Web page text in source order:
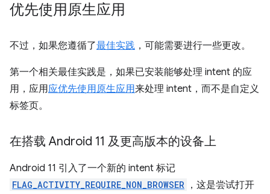
优先使用原生应用
不过，如果您遵循了最佳实践 ，可能需要进行一些更改。
第一个相关最佳实践是，如果已安装能够处理 intent 的应
用，应用应优先使用原生应用来处理 intent，而不是自定义
标签页。
在搭载 Android 11 及更高版本的设备上
Android 11 引入了一个新的 intent 标记
FLAG_ACTIVITY_REQUIRE_NON_BROWSER ，这是尝试打开